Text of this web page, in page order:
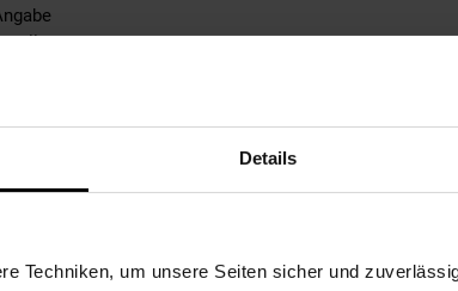
Details
Techniken, um unsere Seiten sicher und
Pullover
keine Angabe